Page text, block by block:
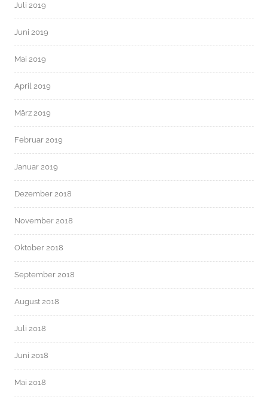
Juli 2019
Juni 2019
Mai 2019
April 2019
März 2019
Februar 2019
Januar 2019
Dezember 2018
November 2018
Oktober 2018
September 2018
August 2018
Juli 2018
Juni 2018
Mai 2018